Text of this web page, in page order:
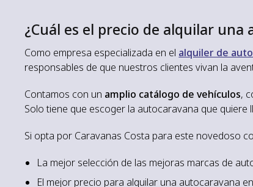
¿Cuál es el precio de alquilar
Como empresa especializada en el alquiler de
responsables de que nuestros clientes vivan la
Contamos con un amplio catálogo de vehículos,
Solo tiene que escoger la autocaravana que
Si opta por Caravanas Costa para este novedoso
La mejor selección de las mejoras marcas de
El mejor precio para alquilar una autocaravana